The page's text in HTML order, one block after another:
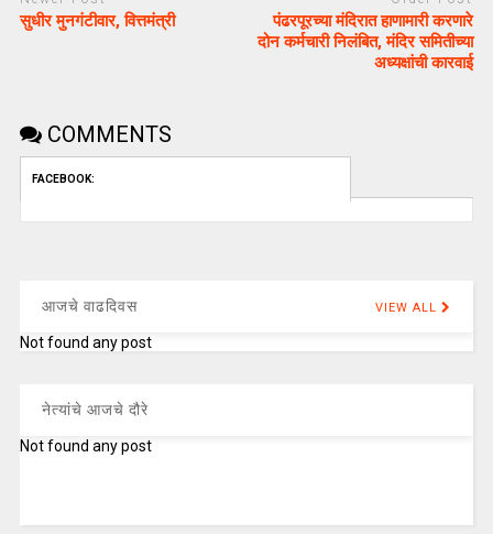
सुधीर मुनगंटीवार, वित्तमंत्री
पंढरपूरच्या मंदिरात हाणामारी करणारे
दोन कर्मचारी निलंबित, मंदिर समितीच्या
अध्यक्षांची कारवाई
COMMENTS
FACEBOOK:
आजचे वाढदिवस VIEW ALL
Not found any post
नेत्यांचे आजचे दौरे
Not found any post